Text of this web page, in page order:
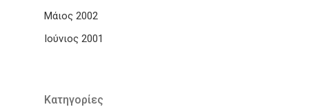
Μάιος 2002
Ιούνιος 2001
Kατηγορίες